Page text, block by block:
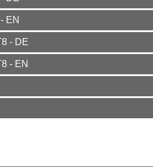
EN
- DE
- EN